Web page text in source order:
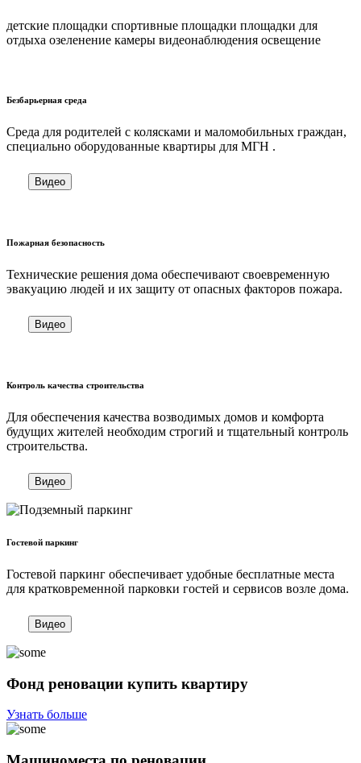
детские площадки спортивные площадки площадки для
отдыха озеленение камеры видеонаблюдения освещение
Безбарьерная среда
Cреда для родителей с колясками и маломобильных граждан,
специально оборудованные квартиры для МГН .
Видео
Пожарная безопасность
Технические решения дома обеспечивают своевременную
эвакуацию людей и их защиту от опасных факторов пожара.
Видео
Контроль качества строительства
Для обеспечения качества возводимых домов и комфорта
будущих жителей необходим строгий и тщательный контроль
строительства.
Видео
Гостевой паркинг
Гостевой паркинг обеспечивает удобные бесплатные места
для кратковременной парковки гостей и сервисов возле дома.
Видео
Фонд реновации купить квартиру
Узнать больше